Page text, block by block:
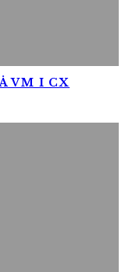
VM I CX